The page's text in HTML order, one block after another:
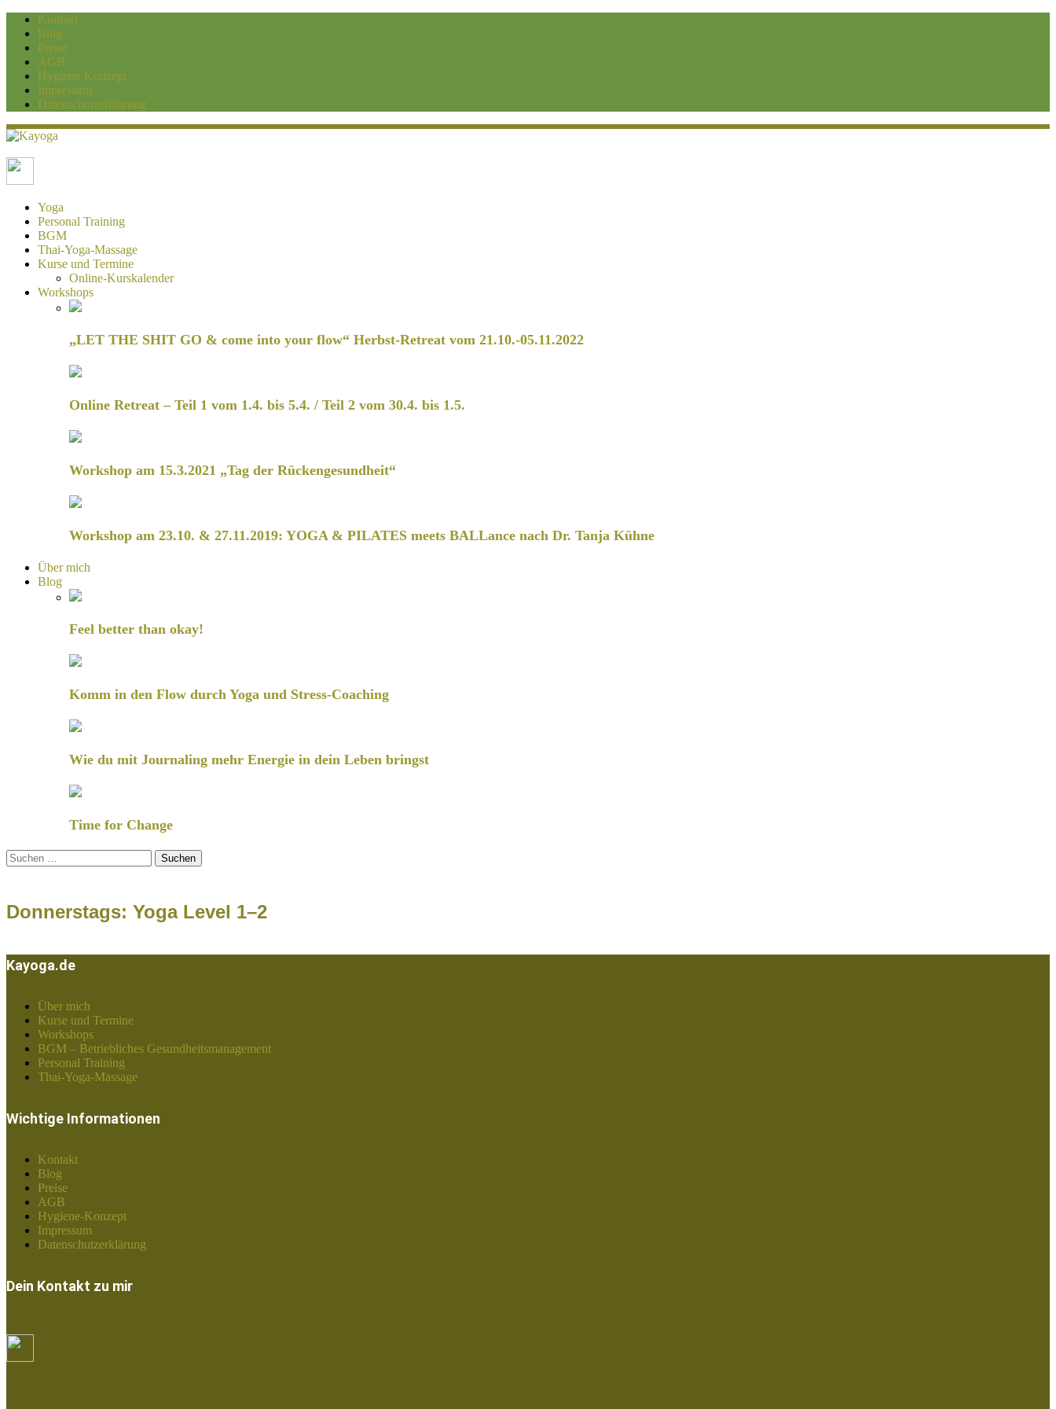
Kontakt
Blog
Preise
AGB
Hygiene-Konzept
Impressum
Datenschutzerklärung
Kayoga
Yoga und Personaltraining Duisburg
Yoga
Personal Training
BGM
Thai-Yoga-Massage
Kurse und Termine
Online-Kurskalender
Workshops
„LET THE SHIT GO & come into your flow“ Herbst-Retreat vom 21.10.-05.11.2022
Online Retreat – Teil 1 vom 1.4. bis 5.4. / Teil 2 vom 30.4. bis 1.5.
Workshop am 15.3.2021 „Tag der Rückengesundheit“
Workshop am 23.10. & 27.11.2019: YOGA & PILATES meets BALLance nach Dr. Tanja Kühne
Über mich
Blog
Feel better than okay!
Komm in den Flow durch Yoga und Stress-Coaching
Wie du mit Journaling mehr Energie in dein Leben bringst
Time for Change
Suchen
nach:
Donnerstags: Yoga Level 1–2
Kayoga.de
Über mich
Kurse und Termine
Workshops
BGM – Betriebliches Gesundheitsmanagement
Personal Training
Thai-Yoga-Massage
Wichtige Informationen
Kontakt
Blog
Preise
AGB
Hygiene-Konzept
Impressum
Datenschutzerklärung
Dein Kontakt zu mir